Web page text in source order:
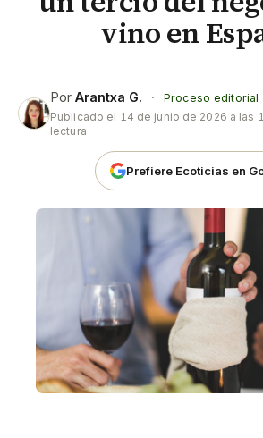
vino en
Por Arantxa G. ·
Proceso editorial
Publicado el 14 de junio de 2026 a las
lectura
Prefiere Ecoticias en